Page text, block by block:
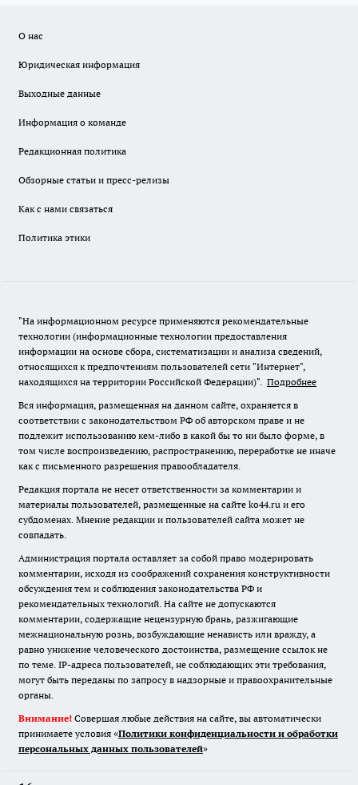
О нас
Юридическая информация
Выходные данные
Информация о команде
Редакционная политика
Обзорные статьи и пресс-релизы
Как с нами связаться
Политика этики
"На информационном ресурсе применяются рекомендательные
технологии (информационные технологии предоставления
информации на основе сбора, систематизации и анализа сведений,
относящихся к предпочтениям пользователей сети "Интернет",
находящихся на территории Российской Федерации)". Подробнее
Вся информация, размещенная на данном сайте, охраняется в
соответствии с законодательством РФ об авторском праве и не
подлежит использованию кем-либо в какой бы то ни было форме, в
том числе воспроизведению, распространению, переработке не иначе
как с письменного разрешения правообладателя.
Редакция портала не несет ответственности за комментарии и
материалы пользователей, размещенные на сайте ko44.ru и его
субдоменах. Мнение редакции и пользователей сайта может не
совпадать.
Администрация портала оставляет за собой право модерировать
комментарии, исходя из соображений сохранения конструктивности
обсуждения тем и соблюдения законодательства РФ и
рекомендательных технологий. На сайте не допускаются
комментарии, содержащие нецензурную брань, разжигающие
межнациональную рознь, возбуждающие ненависть или вражду, а
равно унижение человеческого достоинства, размещение ссылок не
по теме. IP-адреса пользователей, не соблюдающих эти требования,
могут быть переданы по запросу в надзорные и правоохранительные
органы.
Внимание! Совершая любые действия на сайте, вы автоматически
принимаете условия «Политики конфиденциальности и обработки
персональных данных пользователей»